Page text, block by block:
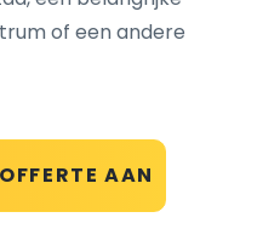
AAN
of een andere